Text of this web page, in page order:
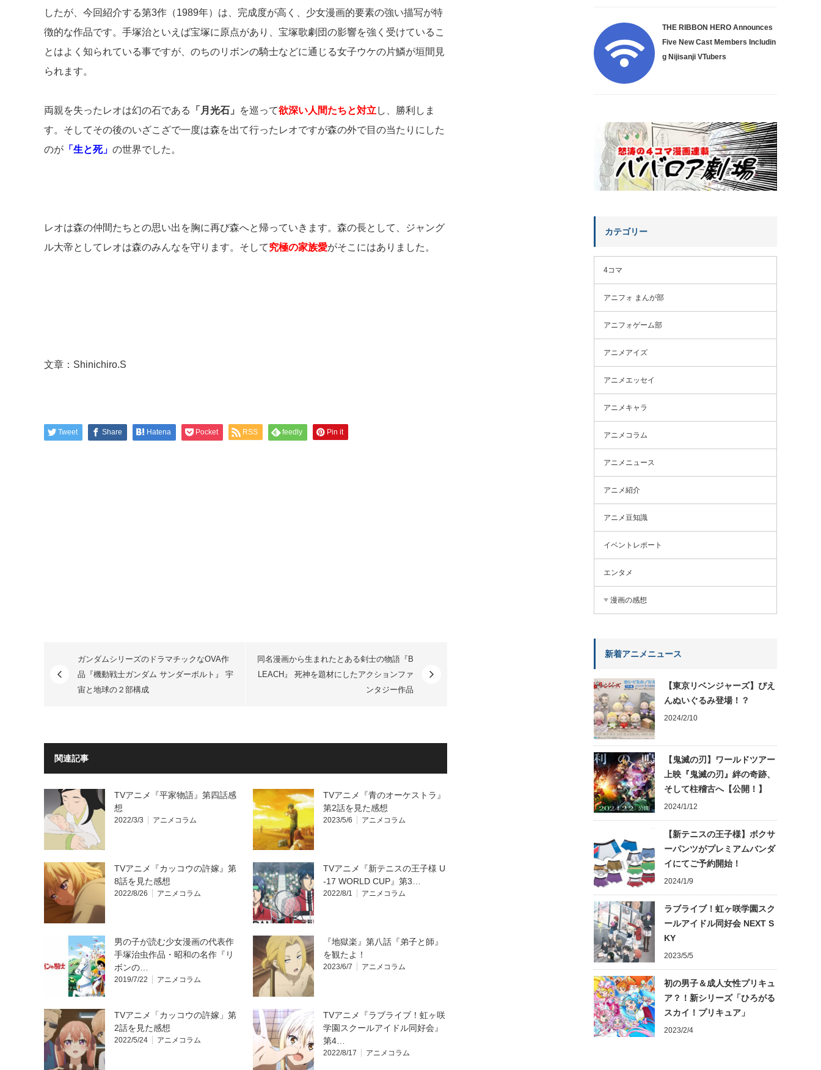
したが、今回紹介する第3作（1989年）は、完成度が高く、少女漫画的要素の強い描写が特
徴的な作品です。手塚治といえば宝塚に原点があり、宝塚歌劇団の影響を強く受けているこ
とはよく知られている事ですが、のちのリボンの騎士などに通じる女子ウケの片鱗が垣間見
られます。
両親を失ったレオは幻の石である 「月光石」 を巡って欲深い人間たちと対立 し、勝利しま
す。そしてその後のいざこざで一度は森を出て行ったレオですが森の外で目の当たりにした
のが 「生と死」 の世界でした。
レオは森の仲間たちとの思い出を胸に再び森へと帰っていきます。森の長として、ジャング
ル大帝としてレオは森のみんなを守ります。そして究極の家族愛がそこにはありました。
文章：Shinichiro.S
Tweet Share Hatena Pocket RSS feedly Pin it
ガンダムシリーズのドラマチックなOVA作
品『機動戦士ガンダム サンダーボルト』 宇
宙と地球の２部構成
同名漫画から生まれたとある剣士の物語『B
LEACH』 死神を題材にしたアクションファ
ンタジー作品
関連記事
TVアニメ『平家物語』第四話感
想
2022/3/3 アニメコラム
TVアニメ『青のオーケストラ』
第2話を見た感想
2023/5/6 アニメコラム
TVアニメ『カッコウの許嫁』第
8話を見た感想
2022/8/26 アニメコラム
TVアニメ『新テニスの王子様 U
-17 WORLD CUP』第3…
2022/8/1 アニメコラム
男の子が読む少女漫画の代表作
手塚治虫作品・昭和の名作『リ
ボンの…
2019/7/22 アニメコラム
『地獄楽』第八話『弟子と師』
を観たよ！
2023/6/7 アニメコラム
TVアニメ「カッコウの許嫁」第
2話を見た感想
2022/5/24 アニメコラム
TVアニメ『ラブライブ！虹ヶ咲
学園スクールアイドル同好会』
第4…
2022/8/17 アニメコラム
THE RIBBON HERO Announces
Five New Cast Members Includin
g Nijisanji VTubers
カテゴリー
4コマ
アニフォ まんが部
アニフォゲーム部
アニメアイズ
アニメエッセイ
アニメキャラ
アニメコラム
アニメニュース
アニメ紹介
アニメ豆知識
イベントレポート
エンタメ
漫画の感想
新着アニメニュース
【東京リベンジャーズ】ぴえ
んぬいぐるみ登場！？
2024/2/10
【鬼滅の刃】ワールドツアー
上映『鬼滅の刃』絆の奇跡、
そして柱稽古へ【公開！】
2024/1/12
【新テニスの王子様】ボクサ
ーパンツがプレミアムバンダ
イにてご予約開始！
2024/1/9
ラブライブ！虹ヶ咲学園スク
ールアイドル同好会 NEXT S
KY
2023/5/5
初の男子＆成人女性プリキュ
ア？！新シリーズ「ひろがる
スカイ！プリキュア」
2023/2/4